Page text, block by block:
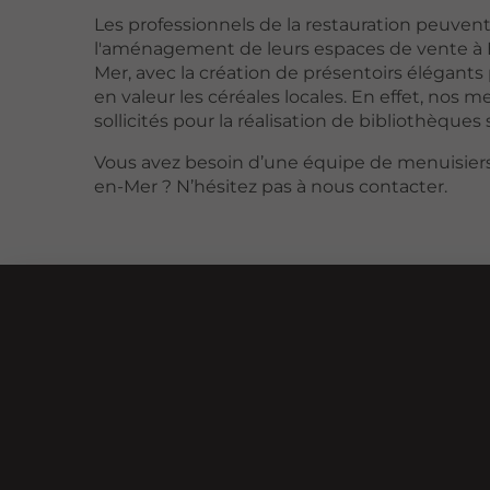
Les professionnels de la restauration
l'aménagement de leurs espaces de vente à
Mer, avec la création de présentoirs
en valeur les céréales locales. En effet, nos
sollicités pour la réalisation de bibliothèques
Vous avez besoin d’une équipe de
en-Mer ? N’hésitez pas à nous contacter.